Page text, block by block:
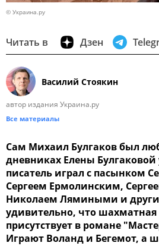
© Украина.ру
Читать в Дзен
Василий Стоякин
автор издания Украина.ру
Все материалы
Сам Михаил Булгаков был
дневниках Елены
писатель играл с пасынком
Сергеем Ермолинским,
Николаем Лямиными и
удивительно, что шахматная
присутствует в романе
Играют Воланд и Бегемот, а